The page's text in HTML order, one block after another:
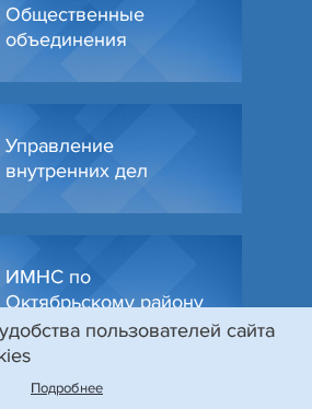
Общественные
объединения
Управление
внутренних дел
ИМНС по
Октябрьскому району
пользователей сайта
Подробнее